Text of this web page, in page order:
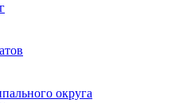
округа